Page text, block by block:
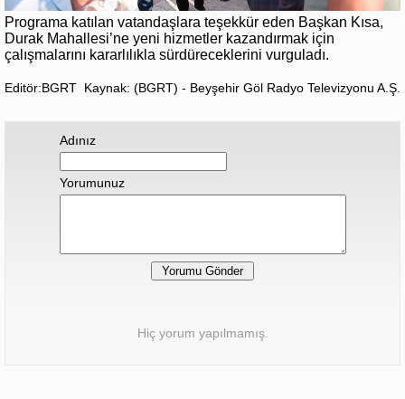
Programa katılan vatandaşlara teşekkür eden Başkan Kısa,
Durak Mahallesi’ne yeni hizmetler kazandırmak için
çalışmalarını kararlılıkla sürdüreceklerini vurguladı.
Editör:BGRT Kaynak: (BGRT) - Beyşehir Göl Radyo Televizyonu A.Ş.
Adınız
Yorumunuz
Hiç yorum yapılmamış.